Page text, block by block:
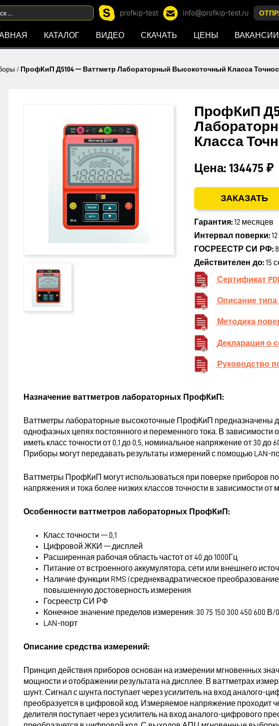
profkip-test info@profkip-test.ru
КАТАЛОГ ВИДЕО СКАЧАТЬ ЦЕНЫ ВАКАНСИИ
/ ПрофКиП Д5104 — Ваттметр Лабораторный Высокоточный Класса
ПрофКиП
Класса
Цена: 134475 ₽
ЗАКАЗАТЬ
Гарантия:12 месяцев
Интервал поверки:
ГОСРЕЕСТР СИ РФ:
Действителен до:15
Сертификат
Описание типа
Методика
Декларация о
Руководство
Назначение ваттметров лабораторных ПрофКиП:
Ваттметры лабораторные высокоточные ПрофКиП предназначены
однофазных цепях постоянного и переменного тока. В зависимости
иметь класс точности от 0,1 до 0,5, номинальное напряжение от 30 до
Приборы могут передавать результаты измерений с помощью LAN-
Ваттметры ПрофКиП могут использоваться при поверке приборов
напряжения и тока более низких классов точности в зависимости от
Особенности ваттметров лабораторных ПрофКиП:
Класс точности — 0,1
Цифровой ЖКИ — дисплей
Расширенная рабочая область частот от 40 до 1000Гц
Питание от встроенного аккумулятора, сети или внешнего
Наличие функции RMS (среднеквадратическое
повышенную достоверность измерения
Госреестр СИ РФ
Конечное значение пределов измерения: 30 75 150 300 450 600 В/
LAN-порт
Описание средства измерений:
Принцип действия приборов основан на измерении мгновенных
мощности и отображении результата на дисплее. В ваттметрах
шунт. Сигнал с шунта поступает через усилитель на вход аналого-
преобразуется в цифровой код. Измеряемое напряжение проходит
делителя поступает через усилитель на вход аналого-цифрового